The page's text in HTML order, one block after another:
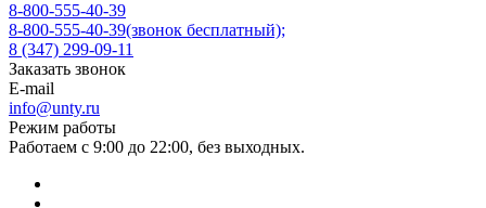
8-800-555-40-39
8-800-555-40-39(звонок бесплатный);
8 (347) 299-09-11
Заказать звонок
E-mail
info@unty.ru
Режим работы
Работаем с 9:00 до 22:00, без выходных.